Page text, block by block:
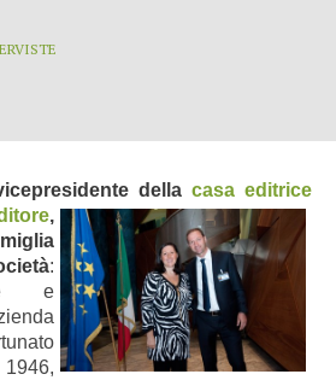
della casa editrice
,
:
e